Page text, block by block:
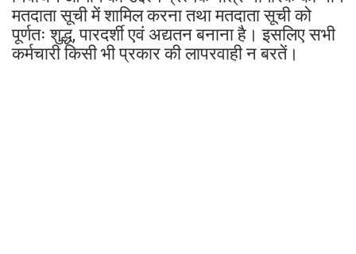
मतदाता सूची में शामिल करना तथा मतदाता सूची को
पूर्णतः शुद्ध, पारदर्शी एवं अद्यतन बनाना है। इसलिए सभी
कर्मचारी किसी भी प्रकार की लापरवाही न बरतें।